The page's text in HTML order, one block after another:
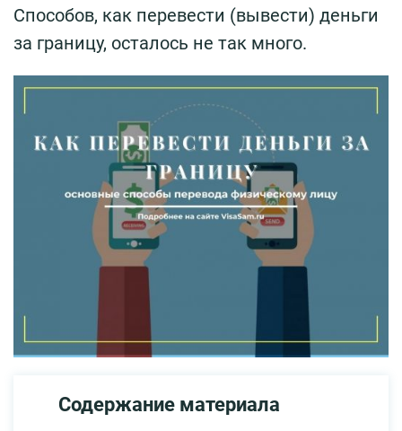
Способов, как перевести (вывести) деньги
за границу, осталось не так много.
Содержание материала